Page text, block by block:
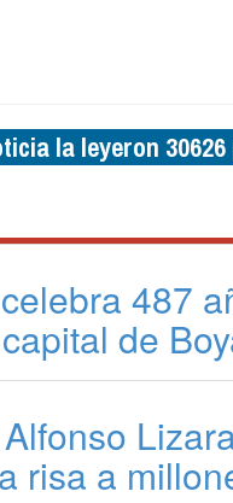
la leyeron
487
de
risa a